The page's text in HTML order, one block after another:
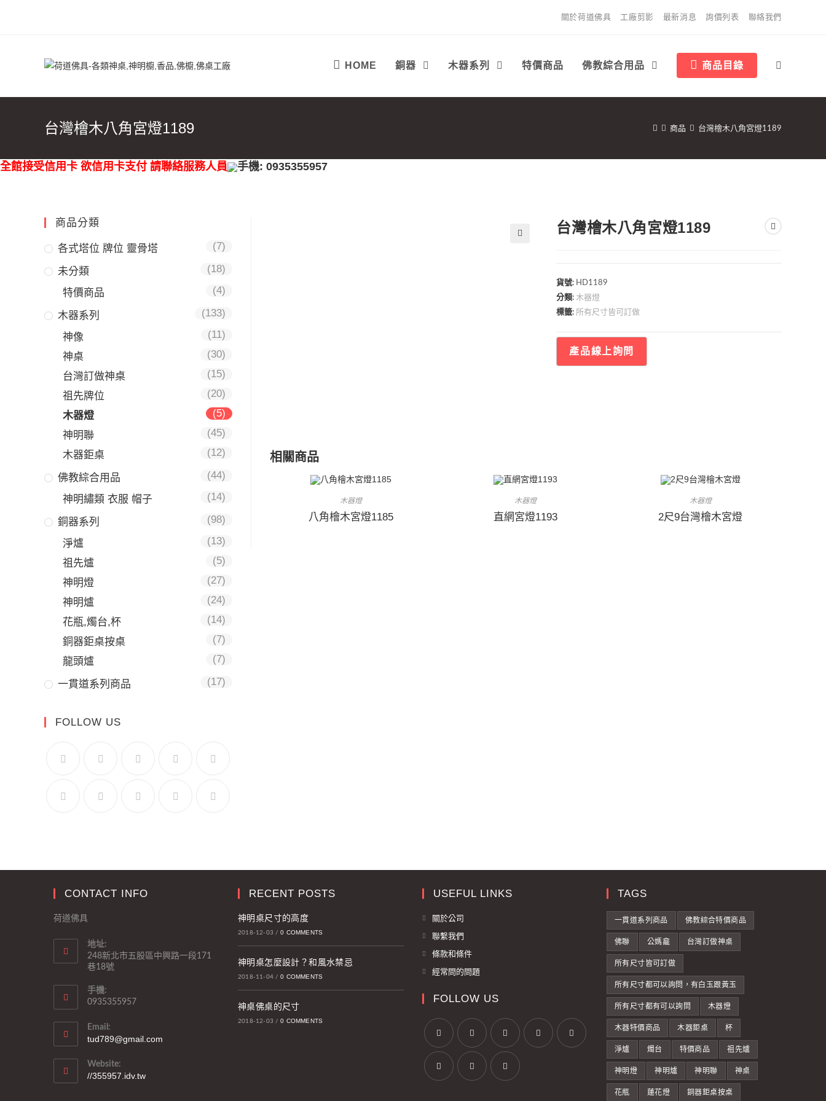
關於荷道佛具 工廠剪影 最新消息 詢價列表 聯絡我們
HOME 銅器 木器系列 特價商品 佛教綜合用品 商品目錄
台灣檜木八角宮燈1189 商品 台灣檜木八角宮燈1189
全館接受信用卡 欲信用卡支付 請聯絡服務人員 手機: 0935355957
台灣檜木八角宮燈1189
貨號: HD1189
分類:木器燈
標籤: 所有尺寸皆可訂做
相關商品
木器燈
八角檜木宮燈1185
木器燈
直網宮燈1193
木器燈
2尺9台灣檜木宮燈
商品分類
各式塔位 牌位 靈骨塔 (7)
未分類 (18)
特價商品 (4)
木器系列 (133)
神像
(11)
神桌
(30)
台灣訂做神桌
(15)
祖先牌位
(20)
木器燈
(5)
神明聯
(45)
木器鉅桌
(12)
佛教綜合用品 (44)
神明繡類 衣服 帽子 (14)
銅器系列 (98)
淨爐
(13)
祖先爐
(5)
神明燈
(27)
神明爐
(24)
花瓶,燭台,杯
(14)
銅器鉅桌按桌
(7)
龍頭爐
(7)
一貫道系列商品 (17)
FOLLOW US
CONTACT INFO
荷道佛具
地址:
248新北市五股區中興路一段171
巷18號
手機:
0935355957
Email:
tud789@gmail.com
Website:
//355957.idv.tw
RECENT POSTS
神明桌尺寸的高度
2018-12-03 / 0 COMMENTS
神明桌怎麼設計？和風水禁忌
2018-11-04 / 0 COMMENTS
神桌佛桌的尺寸
2018-12-03 / 0 COMMENTS
USEFUL LINKS
關於公司
聯繫我們
條款和條件
經常問的問題
FOLLOW US
TAGS
一貫道系列商品 佛教綜合特價商品
佛聯 公媽龕 台灣訂做神桌
所有尺寸皆可訂做
所有尺寸都可以詢問，有白玉跟黃玉
所有尺寸都有可以詢問 木器燈
木器特價商品 木器鉅桌 杯
淨爐 燭台 特價商品 祖先爐
神明燈 神明爐 神明聯 神桌
花瓶 蓮花燈 銅器鉅桌按桌